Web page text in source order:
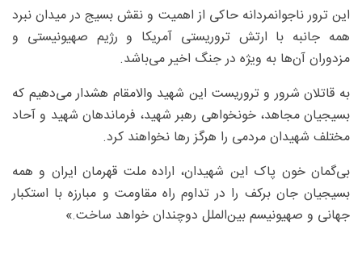
این ترور ناجوانمردانه حاکی از اهمیت و نقش بسیج در میدان نبرد
همه جانبه با ارتش تروریستی آمریکا و رژیم صهیونیستی و
مزدوران آن‌ها به ویژه در جنگ اخیر می‌باشد.
به قاتلان شرور و تروریست این شهید والامقام هشدار می‌دهیم که
بسیجیان مجاهد، خونخواهی رهبر شهید، فرماندهان شهید و آحاد
مختلف شهیدان مردمی را هرگز رها نخواهند کرد.
بی‌گمان خون پاک این شهیدان، اراده ملت قهرمان ایران و همه
بسیجیان جان برکف را در تداوم راه مقاومت و مبارزه با استکبار
جهانی و صهیونیسم بین‌الملل دوچندان خواهد ساخت.»